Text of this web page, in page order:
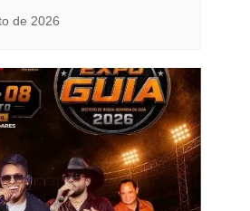
de 2026